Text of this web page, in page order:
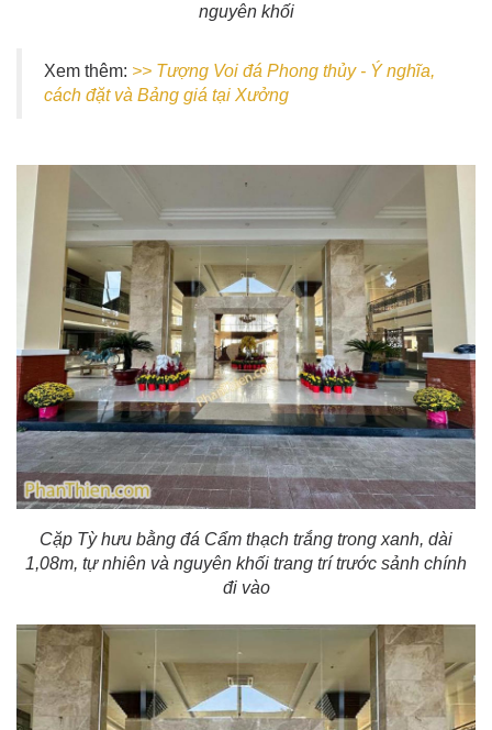
nguyên khối
Xem thêm: >> Tượng Voi đá Phong thủy - Ý nghĩa,
cách đặt và Bảng giá tại Xưởng
Cặp Tỳ hưu bằng đá Cẩm thạch trắng trong xanh, dài
1,08m, tự nhiên và nguyên khối trang trí trước sảnh chính
đi vào